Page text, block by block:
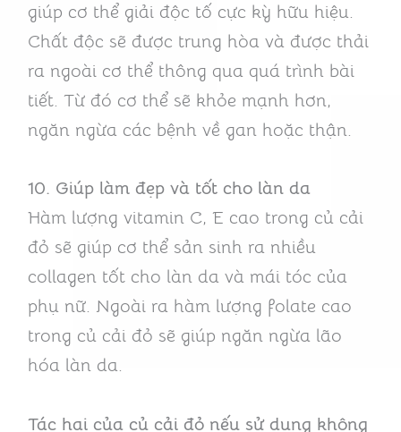
giúp cơ thể giải độc tố cực kỳ hữu hiệu.
Chất độc sẽ được trung hòa và được thải
ra ngoài cơ thể thông qua quá trình bài
tiết. Từ đó cơ thể sẽ khỏe mạnh hơn,
ngăn ngừa các bệnh về gan hoặc thận.
10. Giúp làm đẹp và tốt cho làn da
Hàm lượng vitamin C, E cao trong củ cải
đỏ sẽ giúp cơ thể sản sinh ra nhiều
collagen tốt cho làn da và mái tóc của
phụ nữ. Ngoài ra hàm lượng folate cao
trong củ cải đỏ sẽ giúp ngăn ngừa lão
hóa làn da.
Tác hại của củ cải đỏ nếu sử dụng không